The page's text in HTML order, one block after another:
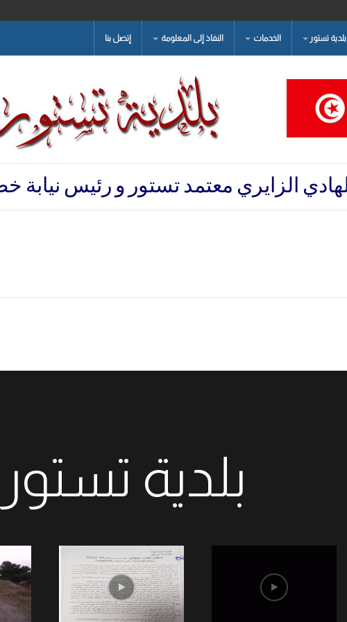
بلدية تستور الخدمات النفاذ إلى المعلومة إتصل بنا
الزايري معتمد تستور و رئيس نيابة
بلدية تستور